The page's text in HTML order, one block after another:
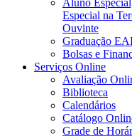
Aluno
Especial na
Ouvinte
Graduação
Bolsas e
Serviços Online
Avaliação
Biblioteca
Calendários
Catálogo
Grade de